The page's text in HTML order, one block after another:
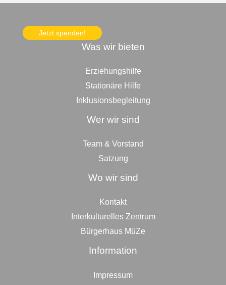
Jetzt spenden!
Was wir bieten
Erziehungshilfe
Stationäre Hilfe
Inklusionsbegleitung
Wer wir sind
Team & Vorstand
Satzung
Wo wir sind
Kontakt
Interkulturelles Zentrum
Bürgerhaus MüZe
Information
Impressum